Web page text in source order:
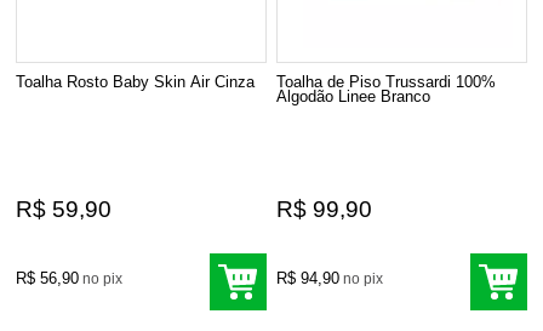
Toalha Rosto Baby Skin Air Cinza
R$ 59,90
R$ 56,90 no pix
Toalha de Piso Trussardi 100%
Algodão Linee Branco
R$ 99,90
R$ 94,90 no pix